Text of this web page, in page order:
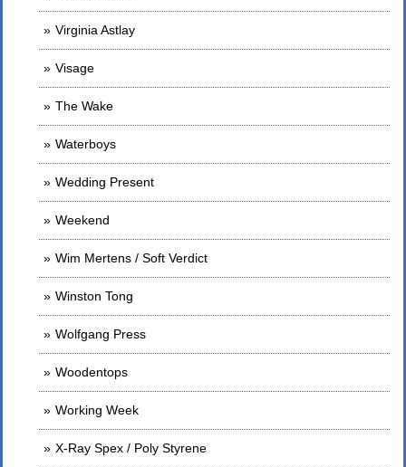
Virginia Astlay
Visage
The Wake
Waterboys
Wedding Present
Weekend
Wim Mertens / Soft Verdict
Winston Tong
Wolfgang Press
Woodentops
Working Week
X-Ray Spex / Poly Styrene